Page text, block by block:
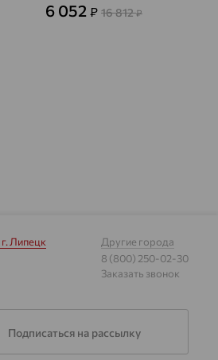
6 052 ₽ 16 812₽
г. Липецк
Другие города
8 (800) 250-02-30
Заказать звонок
Подписаться на рассылку